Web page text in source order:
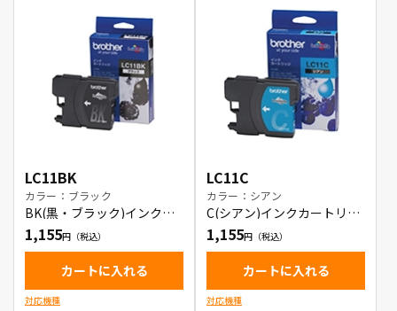
LC11BK
カラー：ブラック
BK(黒・ブラック)インクカ
ートリッジ
1,155
カートに入れる
対応機種
LC11C
カラー：シアン
C(シアン)インクカートリッ
ジ
1,155
カートに入れる
対応機種